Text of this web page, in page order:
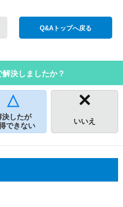
Q&Aトップへ戻る
決しましたか？
決したが
できない
いいえ